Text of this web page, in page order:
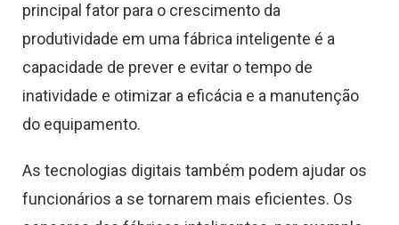
principal fator para o crescimento da
produtividade em uma fábrica inteligente é a
capacidade de prever e evitar o tempo de
inatividade e otimizar a eficácia e a manutenção
do equipamento.
As tecnologias digitais também podem ajudar os
funcionários a se tornarem mais eficientes. Os